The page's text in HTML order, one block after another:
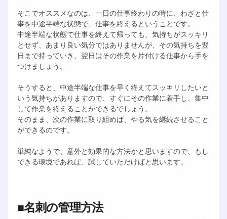
そこでオススメなのは、一日の仕事終わりの時に、わざと仕
事を中途半端な状態で、仕事を終えるということです。
中途半端な状態で仕事を終えて帰っても、気持ちがスッキリ
とせず、あまり良い気分ではありませんが、その気持ちを翌
日まで持っていき、翌日はその作業を片付ける仕事から手を
つけましょう。
そうすると、中途半端な仕事を早く終えてスッキリしたいと
いう気持ちがありますので、すぐにその作業に着手し、集中
して作業を終えることができるでしょう。
そのまま、次の作業に取り組めば、やる気を継続させること
ができるのです。
単純なようで、意外と効果的な方法かと思いますので、もし
できる環境であれば、試していただけばと思います。
■名刺の管理方法